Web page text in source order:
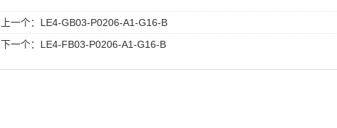
上一个： LE4-GB03-P0206-A1-G16-B
下一个： LE4-FB03-P0206-A1-G16-B